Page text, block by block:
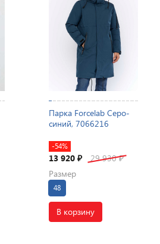
Парка Forcelab Серо-
синий, 7066216
-54%
13 920 ₽ 29 930₽
Размер
48
В корзину